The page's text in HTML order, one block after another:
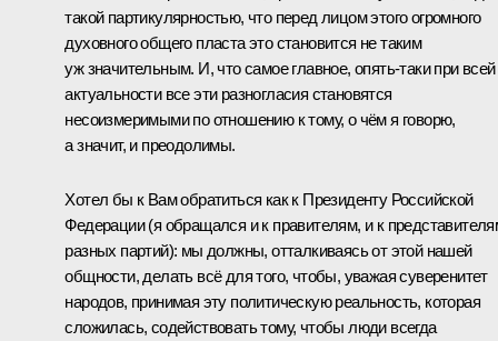
такой партикулярностью, что перед лицом этого огромного
духовного общего пласта это становится не таким
уж значительным. И, что самое главное, опять‑таки при всей
актуальности все эти разногласия становятся
несоизмеримыми по отношению к тому, о чём я говорю,
а значит, и преодолимы.
Хотел бы к Вам обратиться как к Президенту Российской
Федерации (я обращался и к правителям, и к
разных партий): мы должны, отталкиваясь от этой нашей
общности, делать всё для того, чтобы, уважая суверенитет
народов, принимая эту политическую реальность, которая
сложилась, содействовать тому, чтобы люди всегда